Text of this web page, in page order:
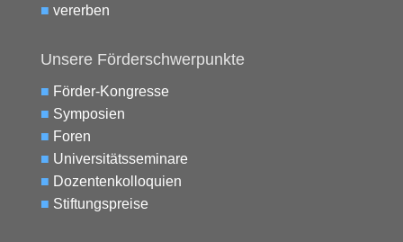
■ vererben
Unsere Förderschwerpunkte
■ Förder-Kongresse
■ Symposien
■ Foren
■ Universitätsseminare
■ Dozentenkolloquien
■ Stiftungspreise